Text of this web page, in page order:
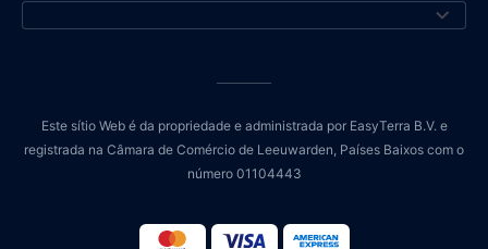
Este sítio Web é da propriedade e administrada por EasyTerra B.V. e
registrada na Câmara de Comércio de Leeuwarden, Países Baixos com o
número 01104443